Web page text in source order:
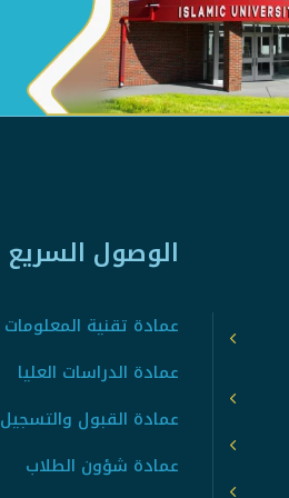
الوصول السريع
عمادة تقنية المعلومات
عمادة الدراسات العليا
عمادة القبول والتسجيل
عمادة شؤون الطلاب